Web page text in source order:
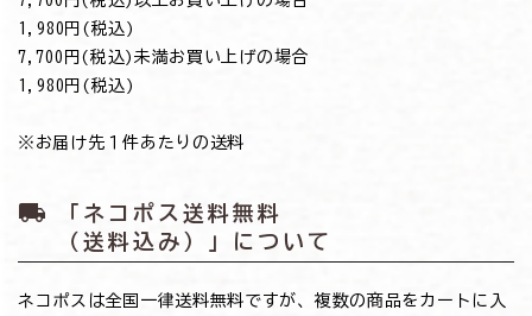
→1,980円(税込)
7,700円(税込)未満お買い上げの場合
→1,980円(税込)
※お届け先１件あたりの送料
local_shipping
「ネコポス送料無料
（送料込み）」について
ネコポスは全国一律送料無料ですが、複数の商品をカートに入